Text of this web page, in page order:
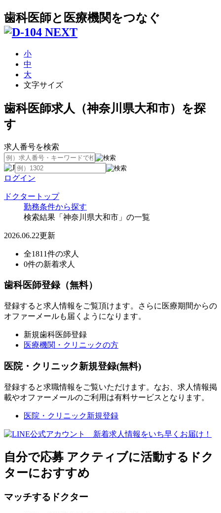
歯科医師と医療機関をつなぐ
小
中
大
文字サイズ
歯科医師求人（神奈川県大和市）を探
す
求人番号を検索
ログイン
ドクタートップ
勤務条件から探す
検索結果「神奈川県大和市」の一覧
2026.06.22更新
全1811件の求人
0件の新着求人
歯科医師登録（無料）
登録すると求人情報をご覧頂けます。さらに医療期間からの
オファーメールも届くようになります。
新規歯科医師登録
医療機関・クリニックの方
医院・クリニック新規登録(無料)
登録すると求職情報をご覧いただけます。なお、求人情報掲
載やオファーメールのご利用は有料サービスとなります。
医院・クリニック新規登録
自分で応募 アクティブに活動するドク
ターにおすすめ
マッチするドクター